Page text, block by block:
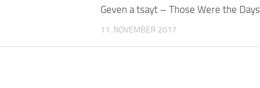
Geven a tsayt – Those Were the Days
11. NOVEMBER 2017